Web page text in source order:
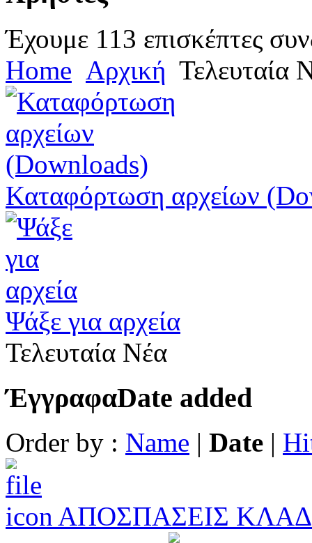
Έχουμε 113 επισκέπτες
Home Αρχική Τελευταία
Καταφόρτωση αρχείων
Ψάξε για αρχεία
Τελευταία Νέα
ΈγγραφαDate added
Order by : Name | Date |
ΑΠΟΣΠΑΣΕΙΣ